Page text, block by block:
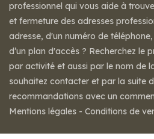
professionnel qui vous aide à
et fermeture des adresses
adresse, d'un numéro de téléphone,
d’un plan d'accès ? Recherchez le
par activité et aussi par le nom de
souhaitez contacter et par la suite
recommandations avec un
Mentions légales - Conditions de